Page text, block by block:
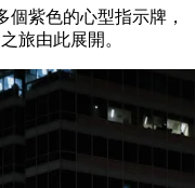
紫色的心型指示牌，
旅由此展開。